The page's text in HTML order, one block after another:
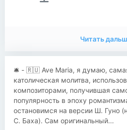
Читать
​​🛎 - 🇷🇺 Ave Maria, я думаю,
католическая молитва,
композиторами, получившая
популярность в эпоху
остановимся на версии Ш. Гуно
С. Баха). Сам оригинальный...